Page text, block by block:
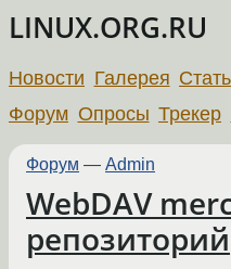
LINUX.ORG.RU
Новости Галерея
Форум Опросы Трекер
Форум — Admin
WebDAV
репозиторий